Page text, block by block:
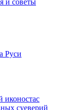
Руси
иконостас
суеверий